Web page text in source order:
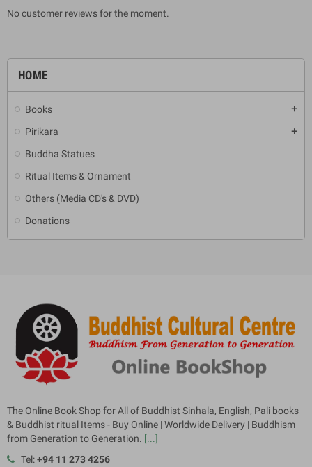
HOME
Books add
Pirikara add
Buddha Statues
Ritual Items & Ornament
Others (Media CD's & DVD)
Donations
No customer reviews for the moment.
The Online Book Shop for All of Buddhist Sinhala, English, Pali books
& Buddhist ritual Items - Buy Online | Worldwide Delivery | Buddhism
from Generation to Generation. [...]
Tel:+94 11 273 4256